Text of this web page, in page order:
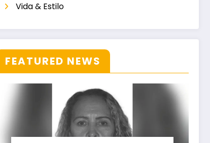
Vida & Estilo
FEATURED NEWS